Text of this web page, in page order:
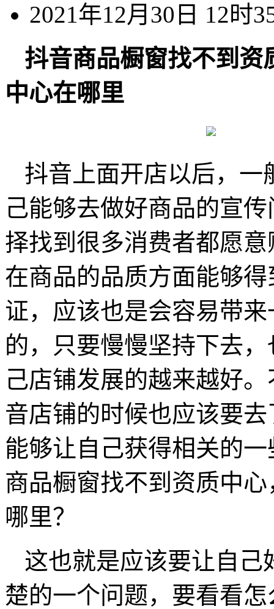
2021年12月30日 12时
抖音商品橱窗找不到资
中心在哪里
抖音上面开店以后，一
己能够去做好商品的宣
择找到很多消费者都愿
在商品的品质方面能够
证，应该也是会容易带
的，只要慢慢坚持下去
己店铺发展的越来越好
音店铺的时候也应该要
能够让自己获得相关的
商品橱窗找不到资质中
哪里？
这也就是应该要让自己
楚的一个问题，要看看